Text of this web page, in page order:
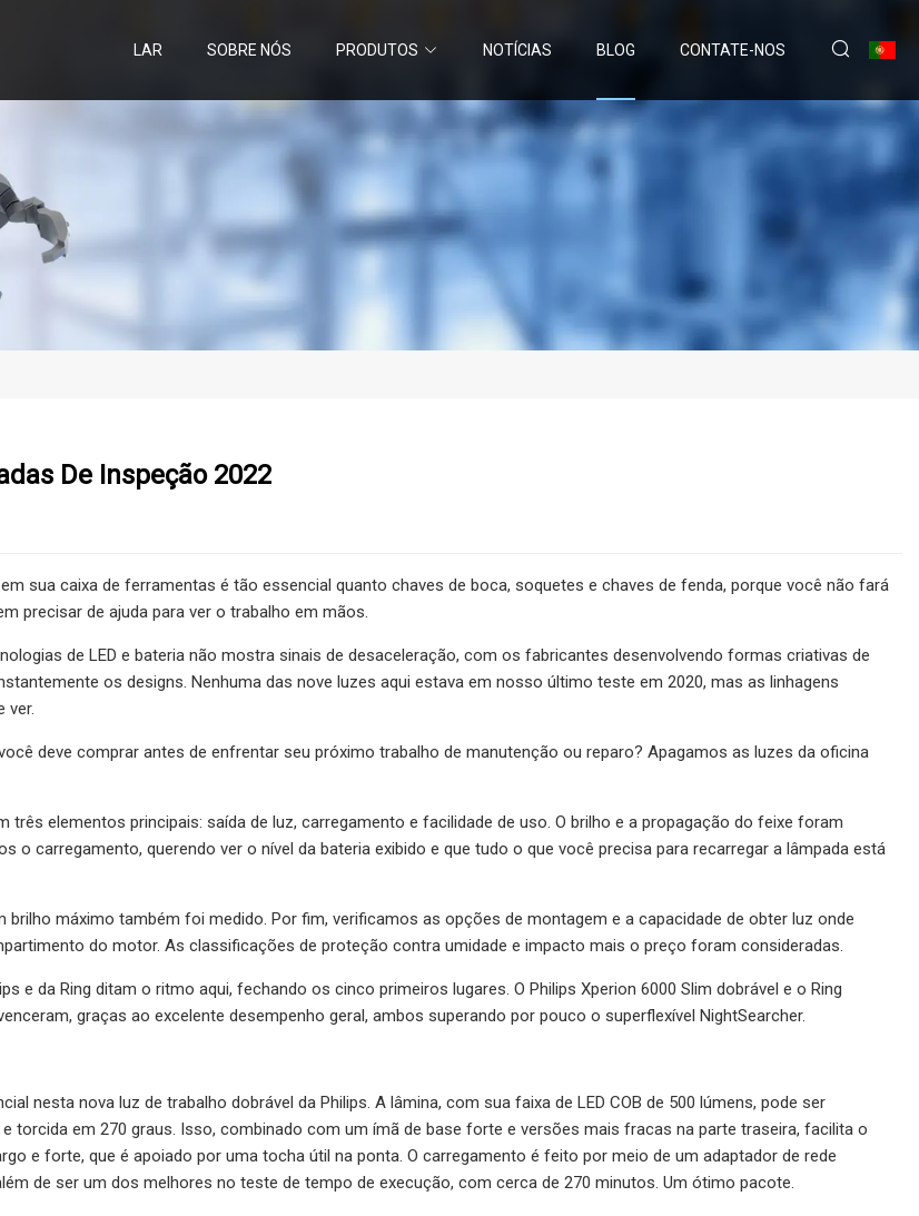
LAR SOBRE NÓS PRODUTOS NOTÍCIAS BLOG CONTATE-NOS
De Inspeção 2022
sua caixa de ferramentas é tão essencial quanto chaves de boca, soquetes e chaves de fenda, porque você não fará
precisar de ajuda para ver o trabalho em mãos.
de LED e bateria não mostra sinais de desaceleração, com os fabricantes desenvolvendo formas criativas de
os designs. Nenhuma das nove luzes aqui estava em nosso último teste em 2020, mas as linhagens
ver.
deve comprar antes de enfrentar seu próximo trabalho de manutenção ou reparo? Apagamos as luzes da oficina
três elementos principais: saída de luz, carregamento e facilidade de uso. O brilho e a propagação do feixe foram
o carregamento, querendo ver o nível da bateria exibido e que tudo o que você precisa para recarregar a lâmpada está
brilho máximo também foi medido. Por fim, verificamos as opções de montagem e a capacidade de obter luz onde
do motor. As classificações de proteção contra umidade e impacto mais o preço foram consideradas.
e da Ring ditam o ritmo aqui, fechando os cinco primeiros lugares. O Philips Xperion 6000 Slim dobrável e o Ring
graças ao excelente desempenho geral, ambos superando por pouco o superflexível NightSearcher.
nesta nova luz de trabalho dobrável da Philips. A lâmina, com sua faixa de LED COB de 500 lúmens, pode ser
torcida em 270 graus. Isso, combinado com um ímã de base forte e versões mais fracas na parte traseira, facilita o
e forte, que é apoiado por uma tocha útil na ponta. O carregamento é feito por meio de um adaptador de rede
de ser um dos melhores no teste de tempo de execução, com cerca de 270 minutos. Um ótimo pacote.